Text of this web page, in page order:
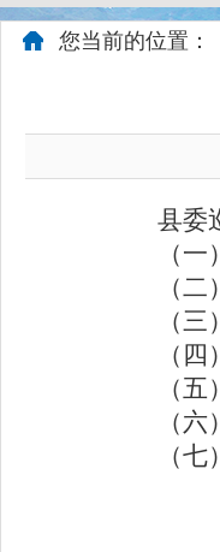
您当前的位置：
县委
（
（
（
（
（
（
（